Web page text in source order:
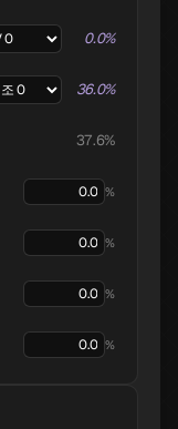
0.0%
36.0%
37.6%
%
%
%
%